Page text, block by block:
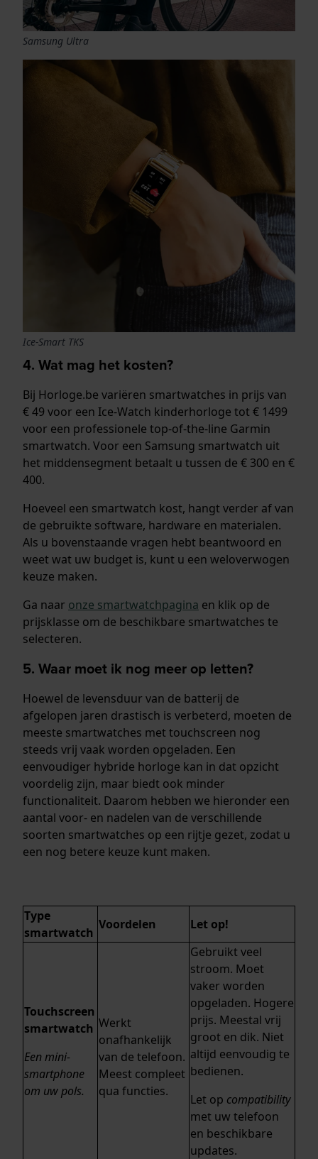
Samsung Ultra
Ice-Smart TKS
4. Wat mag het kosten?
Bij Horloge.be variëren smartwatches in prijs van
€ 49 voor een Ice-Watch kinderhorloge tot € 1499
voor een professionele top-of-the-line Garmin
smartwatch. Voor een Samsung smartwatch uit
het middensegment betaalt u tussen de € 300 en €
400.
Hoeveel een smartwatch kost, hangt verder af van
de gebruikte software, hardware en materialen.
Als u bovenstaande vragen hebt beantwoord en
weet wat uw budget is, kunt u een weloverwogen
keuze maken.
Ga naar onze smartwatchpagina en klik op de
prijsklasse om de beschikbare smartwatches te
selecteren.
5. Waar moet ik nog meer op letten?
Hoewel de levensduur van de batterij de
afgelopen jaren drastisch is verbeterd, moeten de
meeste smartwatches met touchscreen nog
steeds vrij vaak worden opgeladen. Een
eenvoudiger hybride horloge kan in dat opzicht
voordelig zijn, maar biedt ook minder
functionaliteit. Daarom hebben we hieronder een
aantal voor- en nadelen van de verschillende
soorten smartwatches op een rijtje gezet, zodat u
een nog betere keuze kunt maken.
Type
smartwatch
Voordelen Let op!
Touchscreen
smartwatch
Een mini-
smartphone
om uw pols.
Werkt
onafhankelijk
van de telefoon.
Meest compleet
qua functies.
Gebruikt veel
stroom. Moet
vaker worden
opgeladen. Hogere
prijs. Meestal vrij
groot en dik. Niet
altijd eenvoudig te
bedienen.
Let op compatibility
met uw telefoon
en beschikbare
updates.